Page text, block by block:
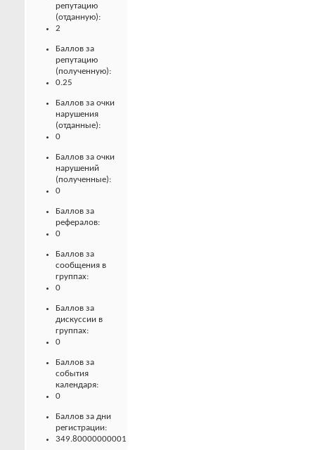
репутацию
(отданную):
2
Баллов за
репутацию
(полученную):
0.25
Баллов за очки
нарушения
(отданные):
0
Баллов за очки
нарушений
(полученные):
0
Баллов за
рефералов:
0
Баллов за
сообщения в
группах:
0
Баллов за
дискуссии в
группах:
0
Баллов за
события
календаря:
0
Баллов за дни
регистрации:
349.80000000001